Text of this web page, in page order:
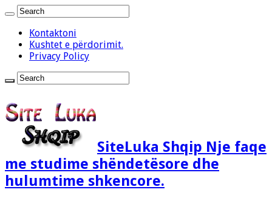
Kontaktoni
Kushtet e përdorimit.
Privacy Policy
SiteLuka Shqip Nje faqe
me studime shëndetësore dhe
hulumtime shkencore.